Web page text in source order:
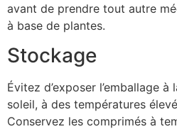
avant de prendre tout autre
à base de plantes.
Stockage
Évitez d’exposer l’emballage
soleil, à des températures
Conservez les comprimés à